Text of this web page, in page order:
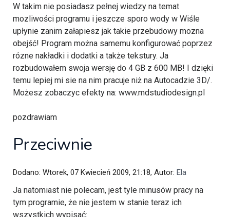
W takim nie posiadasz pełnej wiedzy na temat
mozliwości programu i jeszcze sporo wody w Wiśle
upłynie zanim załapiesz jak takie przebudowy mozna
obejść! Program można samemu konfigurować poprzez
rózne nakładki i dodatki a także tekstury. Ja
rozbudowałem swoja wersję do 4 GB z 600 MB! I dzięki
temu lepiej mi sie na nim pracuje niż na Autocadzie 3D/.
Możesz zobaczyc efekty na: www.mdstudiodesign.pl
pozdrawiam
Przeciwnie
Dodano: Wtorek, 07 Kwiecień 2009, 21:18, Autor: Ela
Ja natomiast nie polecam, jest tyle minusów pracy na
tym programie, że nie jestem w stanie teraz ich
wszystkich wypisać: